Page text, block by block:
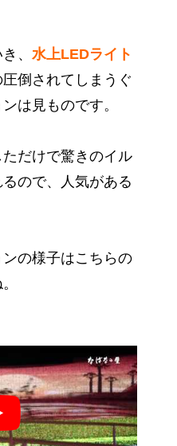
、 水上LEDライト
倒されてしまうぐ
は見ものです。
だけで驚きのイル
ので、人気がある
の様子はこちらの